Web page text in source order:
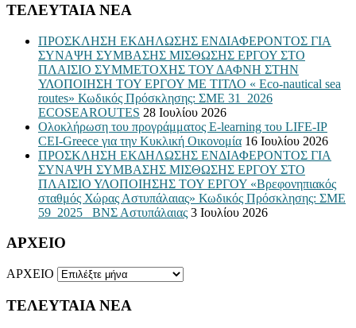
ΤΕΛΕΥΤΑΙΑ ΝΕΑ
ΠΡΟΣΚΛΗΣΗ ΕΚΔΗΛΩΣΗΣ ΕΝΔΙΑΦΕΡΟΝΤΟΣ ΓΙΑ
ΣΥΝΑΨΗ ΣΥΜΒΑΣΗΣ ΜΙΣΘΩΣΗΣ ΕΡΓΟΥ ΣΤΟ
ΠΛΑΙΣΙΟ ΣΥΜΜΕΤΟΧΗΣ ΤΟΥ ΔΑΦΝΗ ΣΤΗΝ
ΥΛΟΠΟΙΗΣΗ ΤΟΥ ΕΡΓΟΥ ΜΕ ΤΙΤΛΟ « Eco-nautical sea
routes» Κωδικός Πρόσκλησης: ΣΜΕ 31_2026
ECOSEAROUTES 28 Ιουλίου 2026
Ολοκλήρωση του προγράμματος E-learning του LIFE-IP
CEI-Greece για την Κυκλική Οικονομία 16 Ιουλίου 2026
ΠΡΟΣΚΛΗΣΗ ΕΚΔΗΛΩΣΗΣ ΕΝΔΙΑΦΕΡΟΝΤΟΣ ΓΙΑ
ΣΥΝΑΨΗ ΣΥΜΒΑΣΗΣ ΜΙΣΘΩΣΗΣ ΕΡΓΟΥ ΣΤΟ
ΠΛΑΙΣΙΟ ΥΛΟΠΟΙΗΣΗΣ ΤΟΥ ΕΡΓΟΥ «Βρεφονηπιακός
σταθμός Χώρας Αστυπάλαιας» Κωδικός Πρόσκλησης: ΣΜΕ
59_2025_ ΒΝΣ Αστυπάλαιας 3 Ιουλίου 2026
ΑΡΧΕΙΟ
ΑΡΧΕΙΟ
ΤΕΛΕΥΤΑΙΑ ΝΕΑ